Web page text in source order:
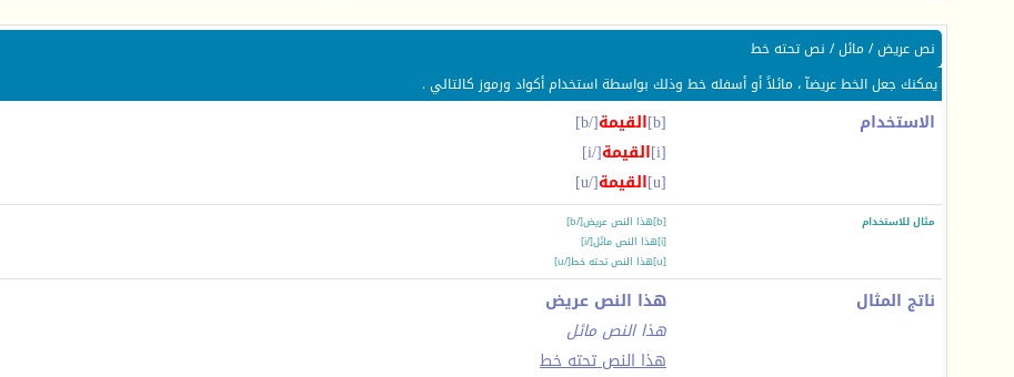
نص عريض / مائل / نص تحته خط
يمكنك جعل الخط عريضآ ، مائلاً أو أسفله خط وذلك بواسطة استخدام أكواد ورموز كالتالي .
الاستخدام [b] القيمة[/b]
[i] القيمة[/i]
[u] القيمة[/u]
مثال للاستخدام
[b]هذا النص عريض[/b]
[i]هذا النص مائل[/i]
[u]هذا النص تحته خط[/u]
ناتج المثال
هذا النص عريض
هذا النص مائل
هذا النص تحته خط